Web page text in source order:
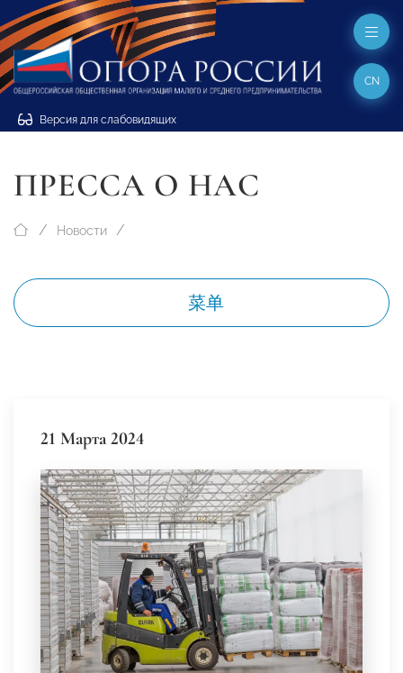
Версия для слабовидящих
CN
ПРЕССА О НАС
Новости
菜单
21 Марта 2024